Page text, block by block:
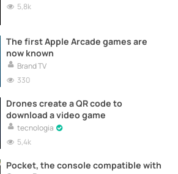
5,8k
The first Apple Arcade games are
now known
Brand TV
330
Drones create a QR code to
download a video game
tecnologia
5,4k
Pocket, the console compatible with